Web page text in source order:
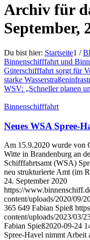
Archiv für
September,
Du bist hier: Startseite1 /
Binnenschifffahrt und
Güterschifffahrt sorgt für
starke
WSV: „Schneller planen
Binnenschifffahrt
Neues WSA Spree-
Am 15.9.2020 wurde von
Witte in Brandenburg an
Schifffahrtsamt (WSA)
neu strukturierte Amt (im
24. September 2020
https://
content/uploads/2020/09/
365 649 Fabian Spieß
content/uploads/2023/03/
Fabian Spieß2020-09-24
Spree-Havel nimmt Arbeit